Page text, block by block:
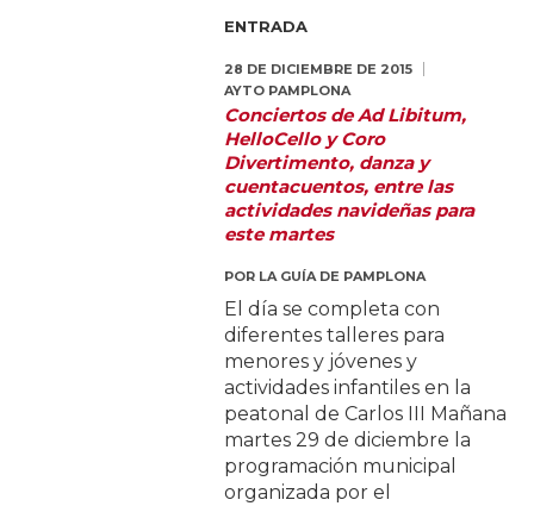
ENTRADA
28 DE DICIEMBRE DE 2015
AYTO PAMPLONA
Conciertos de Ad Libitum,
HelloCello y Coro
Divertimento, danza y
cuentacuentos, entre las
actividades navideñas para
este martes
POR LA GUÍA DE PAMPLONA
El día se completa con
diferentes talleres para
menores y jóvenes y
actividades infantiles en la
peatonal de Carlos III Mañana
martes 29 de diciembre la
programación municipal
organizada por el